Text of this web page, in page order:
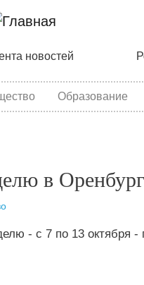
навигация
новостей
Образование
в
- с 7 по 13 октября